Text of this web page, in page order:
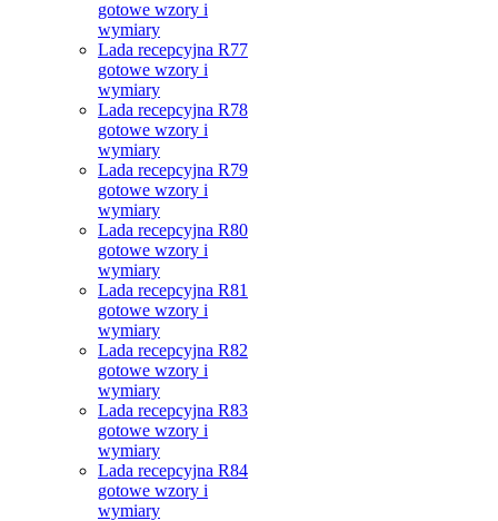
gotowe wzory i
wymiary
Lada recepcyjna R77
gotowe wzory i
wymiary
Lada recepcyjna R78
gotowe wzory i
wymiary
Lada recepcyjna R79
gotowe wzory i
wymiary
Lada recepcyjna R80
gotowe wzory i
wymiary
Lada recepcyjna R81
gotowe wzory i
wymiary
Lada recepcyjna R82
gotowe wzory i
wymiary
Lada recepcyjna R83
gotowe wzory i
wymiary
Lada recepcyjna R84
gotowe wzory i
wymiary